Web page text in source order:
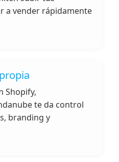
a vender rápidamente
Shopify,
te da control
branding y